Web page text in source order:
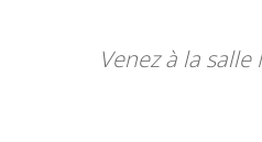
Venez à la